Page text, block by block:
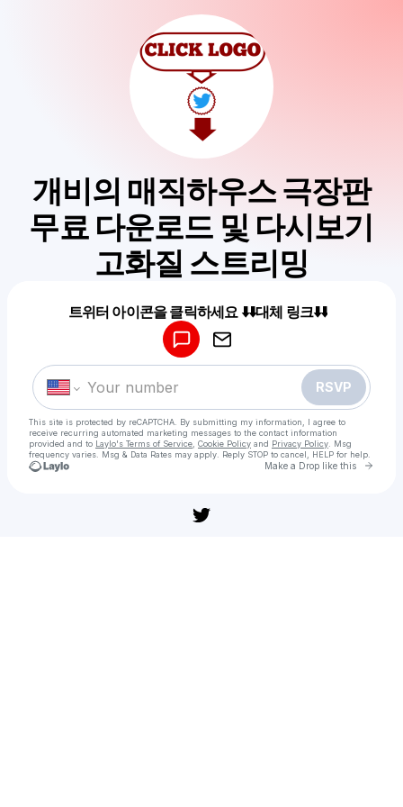
개비의 매직하우스 극장판
무료 다운로드 및 다시보기
고화질 스트리밍
트위터 아이콘을 클릭하세요 ⬇️⬇️대체 링크⬇️⬇️
RSVP
This site is protected by reCAPTCHA. By submitting my information, I agree to
receive recurring automated marketing messages to the contact information
provided and to Laylo's Terms of Service Cookie Policy and Privacy Policy . Msg
frequency varies. Msg & Data Rates may apply. Reply STOP to cancel, HELP for help.
Make a Drop like this Go
개비의 매직하우스 극장판 무료 다운로드 및 다시보기 고화질 스트리밍
Make a drop like this
Powered by